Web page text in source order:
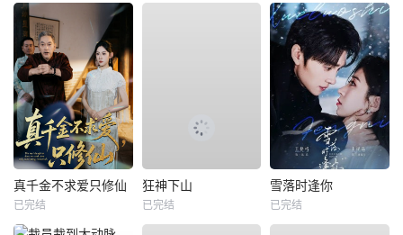
真千金不求爱只修仙
已完结
狂神下山
已完结
雪落时逢你
已完结